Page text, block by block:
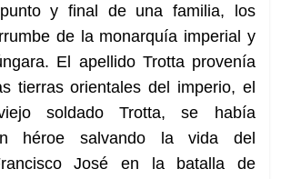
y final de una familia, los
de la monarquía imperial y
El apellido Trotta provenía
tierras orientales del imperio, el
soldado Trotta, se había
héroe salvando la vida del
José en la batalla de